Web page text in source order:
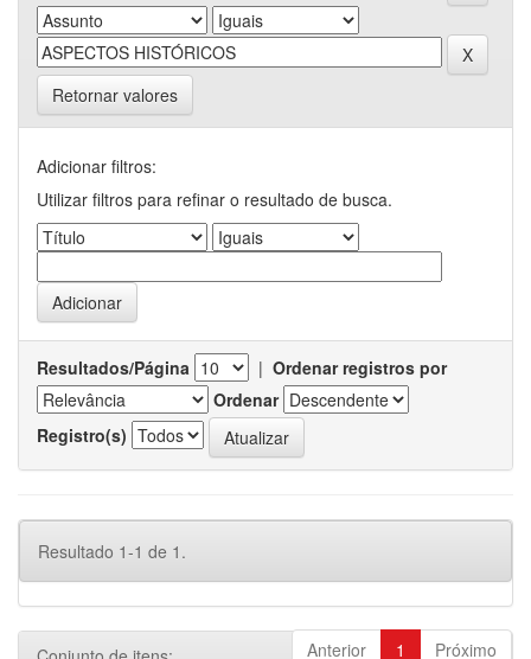
Retornar valores
Adicionar filtros:
Utilizar filtros para refinar o resultado de busca.
Resultados/Página | Ordenar registros por
Ordenar
Registro(s)
Resultado 1-1 de 1.
Anterior 1 Próximo